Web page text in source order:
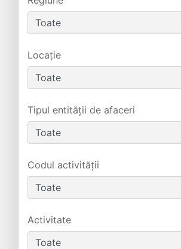
Locație
Tipul entității de afaceri
Codul activității
Activitate